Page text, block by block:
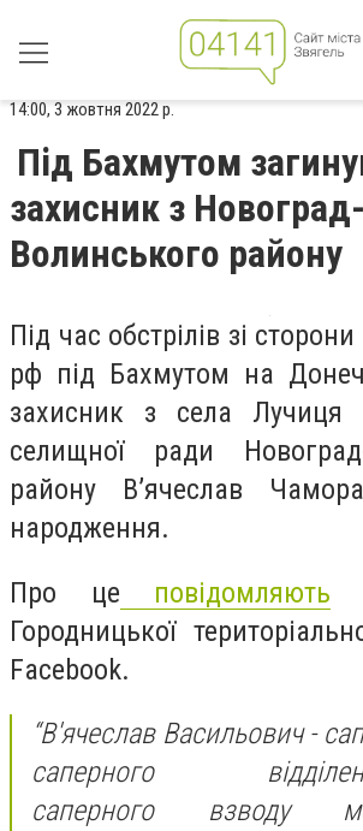
14:00, 3 жовтня 2022 р.
Під Бахмутом
захисник з Новоград-
Волинського району
Під час обстрілів зі
рф під Бахмутом на
захисник з села Лучиця
селищної ради
району В’ячеслав
народження.
Про це повідомляють
Городницької
Facebook.
“В'ячеслав Васильович -
саперного
саперного взводу